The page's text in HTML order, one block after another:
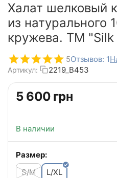
Халат шелковый
из натурального
кружева. ТМ "Silk
5Отзывов: 1
Артикул: 2219_B453
‍5 600‍ грн
В наличии
Размер:
S/M
L/XL